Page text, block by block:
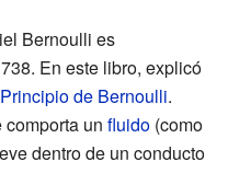
Bernoulli es
En este libro, explicó
Principio de Bernoulli.
un fluido (como
dentro de un conducto